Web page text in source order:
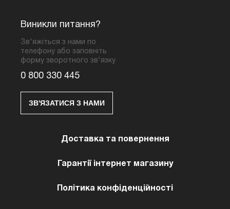
Виникли питання?
Зв'яжіться з нами по
телефону або заповніть
форму зворотного зв'язку
0 800 330 445
ЗВ'ЯЗАТИСЯ З НАМИ
Доставка та повернення
Гарантії інтернет магазину
Політика конфіденційності